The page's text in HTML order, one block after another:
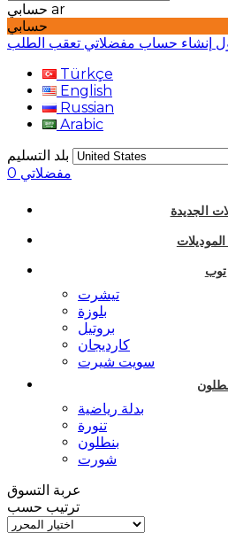
ar
حسابي
إنشاء حساب مفضلاتي تعقب الطلب
Türkçe
English
Russian
Arabic
بلد التسليم
مفضلاتي 0
الجديدة
توب
تيشرت
بلوزة
بروتيل
كارديجان
سويت شيرت
بدلة رياضية
تنورة
بنطلون
شورت
عربة التسوق
ترتيب حسب